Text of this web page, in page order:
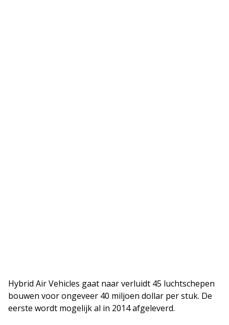
Hybrid Air Vehicles gaat naar verluidt 45 luchtschepen
bouwen voor ongeveer 40 miljoen dollar per stuk. De
eerste wordt mogelijk al in 2014 afgeleverd.